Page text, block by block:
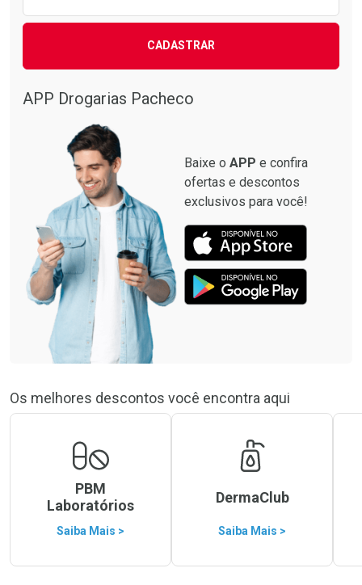
CADASTRAR
APP Drogarias Pacheco
Baixe o APP e confira
ofertas e descontos
exclusivos para você!
Os melhores descontos você encontra aqui
PBM
Laboratórios
Saiba Mais >
DermaClub
Saiba Mais >